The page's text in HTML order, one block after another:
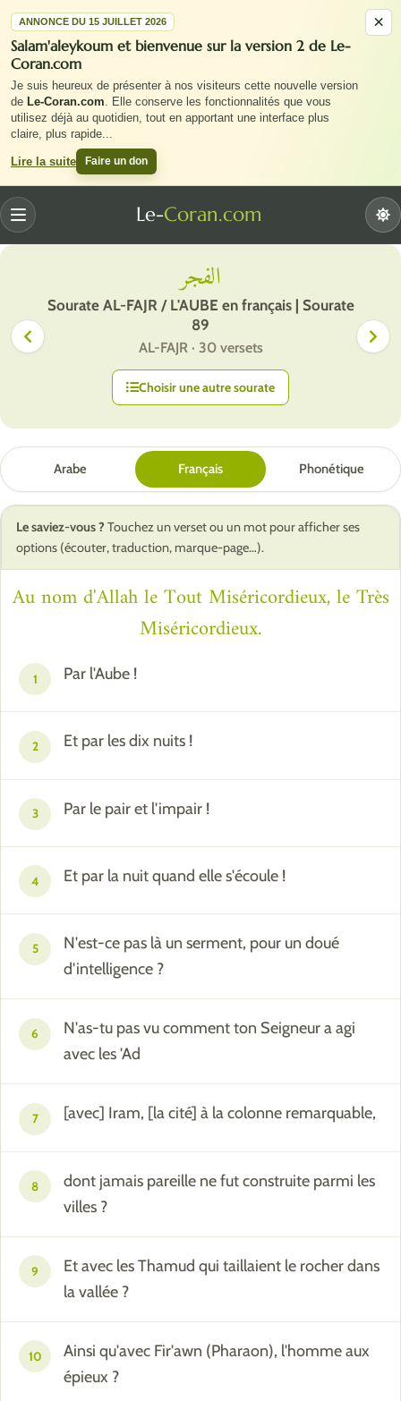
×
ANNONCE DU 15 JUILLET 2026
Salam'aleykoum et bienvenue sur la version 2 de Le-
Coran.com
Je suis heureux de présenter à nos visiteurs cette nouvelle version
de Le-Coran.com. Elle conserve les fonctionnalités que vous
utilisez déjà au quotidien, tout en apportant une interface plus
claire, plus rapide...
Lire la suite Faire un don
Le-Coran.com
Menu
الفجر
Sourate AL-FAJR / L'AUBE en français | Sourate
89
AL-FAJR · 30 versets
Choisir une autre sourate
Arabe Français Phonétique
Le saviez-vous ? Touchez un verset ou un mot pour afficher ses
options (écouter, traduction, marque-page…).
Au nom d'Allah le Tout Miséricordieux, le Très
Miséricordieux.
1 Par l'Aube !
2 Et par les dix nuits !
3 Par le pair et l'impair !
4 Et par la nuit quand elle s'écoule !
5
N'est-ce pas là un serment, pour un doué
d'intelligence ?
6
N'as-tu pas vu comment ton Seigneur a agi
avec les 'Ad
7 [avec] Iram, [la cité] à la colonne remarquable,
8
dont jamais pareille ne fut construite parmi les
villes ?
9
Et avec les Thamud qui taillaient le rocher dans
la vallée ?
10
Ainsi qu'avec Fir'awn (Pharaon), l'homme aux
épieux ?